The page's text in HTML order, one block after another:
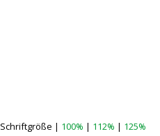
Schriftgröße | 100% | 112% | 125%